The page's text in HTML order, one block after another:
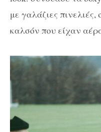
με γαλάζιες
καλσόν που είχαν